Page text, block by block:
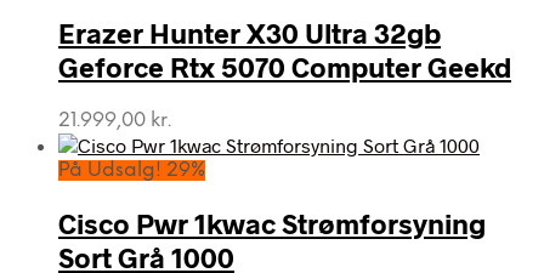
56.995,00 kr.. 46.995,00 kr..
Erazer Hunter X30 Ultra 32gb
Geforce Rtx 5070 Computer Geekd
21.999,00 kr.
På Udsalg! 29%
Cisco Pwr 1kwac Strømforsyning
Sort Grå 1000